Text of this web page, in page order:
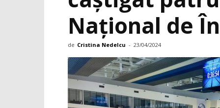
Național de
de Cristina Nedelcu - 23/04/2024